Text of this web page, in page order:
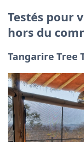
Testés pour
hors du
Tangarire Tree